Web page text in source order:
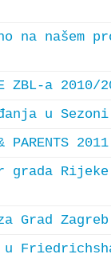
na našem
ZBL-a 2010/
u
PARENTS 2011
grada
Grad